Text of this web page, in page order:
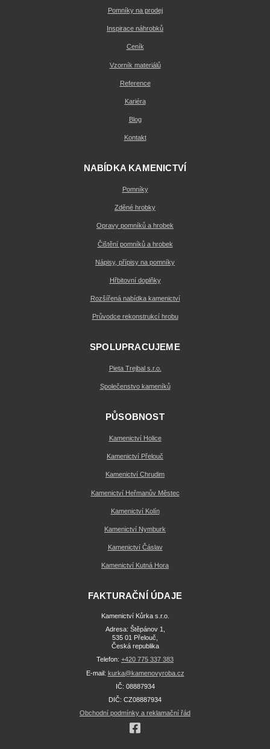
Pomníky na prodej
Inspirace náhrobků
Ceník
Vzorník materiálů
Reference
Kariéra
Blog
Kontakt
NABÍDKA KAMENICTVÍ
Pomníky
Zděné hrobky
Opravy pomníků a hrobek
Čištění pomníků a hrobek
Nápisy, přípisy na pomníky
Hřbitovní doplňky
Rozšířená nabídka kamenictví
Průvodce rekonstrukcí hrobu
SPOLUPRACUJEME
Pieta Trejbal s.r.o.
Společenstvo kameníků
PŮSOBNOST
Kamenictví Holice
Kamenictví Přelouč
Kamenictví Chrudim
Kamenictví Heřmanův Městec
Kamenictví Kolín
Kamenictví Nymburk
Kamenictví Čáslav
Kamenictví Kutná Hora
FAKTURAČNÍ ÚDAJE
Kamenictví Kůrka s.r.o.
Adresa: Štěpánov 1,
535 01 Přelouč,
Česká republika
Telefon: +420 775 337 383
E-mail: kurka@kamenovyroba.cz
IČ: 08887934
DIČ: CZ08887934
Obchodní podmínky a reklamační řád